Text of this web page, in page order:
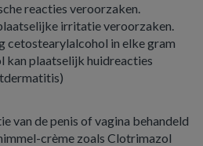
reacties veroorzaken.
irritatie veroorzaken.
cetostearylalcohol in elke gram
kan plaatselijk huidreacties
van de penis of vagina behandeld
crème zoals Clotrimazol